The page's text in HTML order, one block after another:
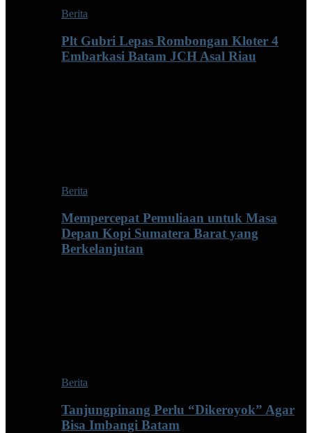
Berita
Plt Gubri Lepas Rombongan Kloter 4
Embarkasi Batam JCH Asal Riau
Berita
Mempercepat Pemuliaan untuk Masa
Depan Kopi Sumatera Barat yang
Berkelanjutan
Berita
Tanjungpinang Perlu “Dikeroyok” Agar
Bisa Imbangi Batam